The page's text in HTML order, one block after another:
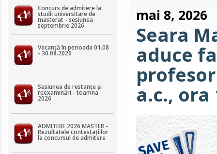
Concurs de admitere la
studii universitare de
masterat - sesiunea
septembrie 2026
Vacanță în perioada 01.08
- 30.08.2026
Sesiunea de restanțe și
reexaminări - toamna
2026
ADMITERE 2026 MASTER -
Rezultatele contestaţiilor
la concursul de admitere
mai 8, 2026
Seara
aduce
a.c., ora